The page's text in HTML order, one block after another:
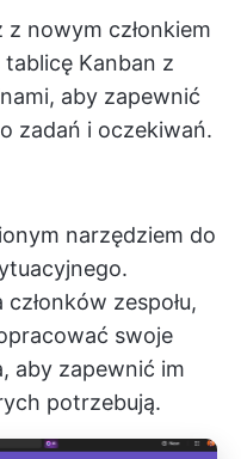
z nowym członkiem
Kanban z
aby zapewnić
zadań i oczekiwań.
narzędziem do
zespołu,
swoje
aby zapewnić im
potrzebują.